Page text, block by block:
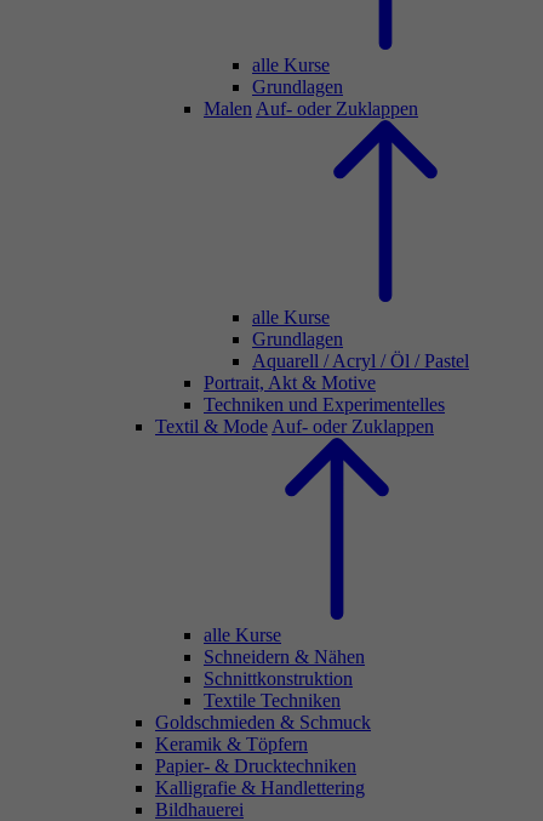
alle Kurse
Grundlagen
Malen Auf- oder Zuklappen
alle Kurse
Grundlagen
Aquarell / Acryl / Öl / Pastel
Portrait, Akt & Motive
Techniken und Experimentelles
Textil & Mode Auf- oder Zuklappen
alle Kurse
Schneidern & Nähen
Schnittkonstruktion
Textile Techniken
Goldschmieden & Schmuck
Keramik & Töpfern
Papier- & Drucktechniken
Kalligrafie & Handlettering
Bildhauerei